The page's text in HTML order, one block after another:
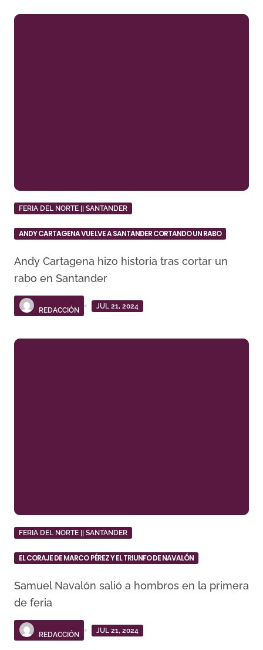
FERIA DEL NORTE || SANTANDER
ANDY CARTAGENA VUELVE A SANTANDER CORTANDO UN RABO
Andy Cartagena hizo historia tras cortar un
rabo en Santander
REDACCIÓN
JUL 21, 2024
FERIA DEL NORTE || SANTANDER
EL CORAJE DE MARCO PÉREZ Y EL TRIUNFO DE NAVALÓN
Samuel Navalón salió a hombros en la primera
de feria
REDACCIÓN
JUL 21, 2024